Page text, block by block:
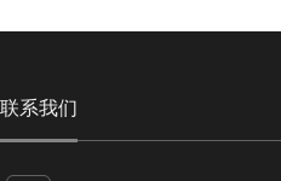
联系我们